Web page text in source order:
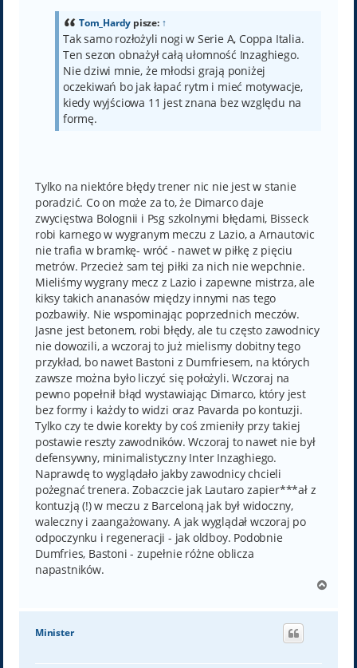
Tom_Hardy pisze: ↑
Tak samo rozłożyli nogi w Serie A, Coppa Italia.
Ten sezon obnażył całą ułomność Inzaghiego.
Nie dziwi mnie, że młodsi grają poniżej
oczekiwań bo jak łapać rytm i mieć motywacje,
kiedy wyjściowa 11 jest znana bez względu na
formę.
Tylko na niektóre błędy trener nic nie jest w stanie
poradzić. Co on może za to, że Dimarco daje
zwycięstwa Bolognii i Psg szkolnymi błędami, Bisseck
robi karnego w wygranym meczu z Lazio, a Arnautovic
nie trafia w bramkę- wróć - nawet w piłkę z pięciu
metrów. Przecież sam tej piłki za nich nie wepchnie.
Mieliśmy wygrany mecz z Lazio i zapewne mistrza, ale
kiksy takich ananasów między innymi nas tego
pozbawiły. Nie wspominając poprzednich meczów.
Jasne jest betonem, robi błędy, ale tu często zawodnicy
nie dowozili, a wczoraj to już mielismy dobitny tego
przykład, bo nawet Bastoni z Dumfriesem, na których
zawsze można było liczyć się położyli. Wczoraj na
pewno popełnił błąd wystawiając Dimarco, który jest
bez formy i każdy to widzi oraz Pavarda po kontuzji.
Tylko czy te dwie korekty by coś zmieniły przy takiej
postawie reszty zawodników. Wczoraj to nawet nie był
defensywny, minimalistyczny Inter Inzaghiego.
Naprawdę to wyglądało jakby zawodnicy chcieli
pożegnać trenera. Zobaczcie jak Lautaro zapier***ał z
kontuzją (!) w meczu z Barceloną jak był widoczny,
waleczny i zaangażowany. A jak wyglądał wczoraj po
odpoczynku i regeneracji - jak oldboy. Podobnie
Dumfries, Bastoni - zupełnie różne oblicza
napastników.
g
Minister